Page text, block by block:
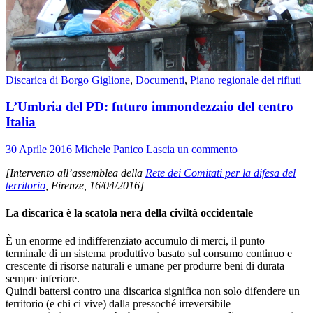
Discarica di Borgo Giglione, Documenti, Piano regionale dei rifiuti
L’Umbria del PD: futuro immondezzaio del centro
Italia
30 Aprile 2016 Michele Panico Lascia un commento
[Intervento all’assemblea della Rete dei Comitati per la difesa del
territorio , Firenze, 16/04/2016]
La discarica è la scatola nera della civiltà occidentale
È un enorme ed indifferenziato accumulo di merci, il punto
terminale di un sistema produttivo basato sul consumo continuo e
crescente di risorse naturali e umane per produrre beni di durata
sempre inferiore.
Quindi battersi contro una discarica significa non solo difendere un
territorio (e chi ci vive) dalla pressoché irreversibile